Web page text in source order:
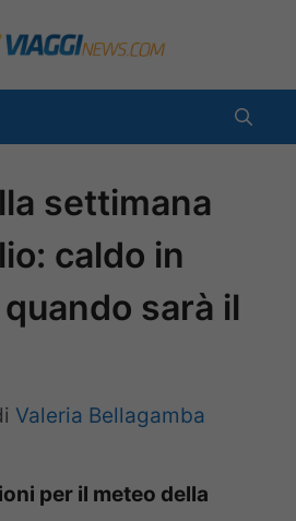
settimana
caldo in
sarà il
Valeria Bellagamba
per il meteo della